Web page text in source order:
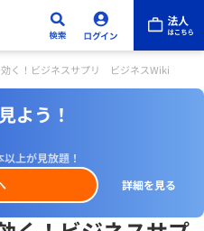
く！ビジネスサプリ ビジネスWiki
よう！
上が見放題！
詳細を見る